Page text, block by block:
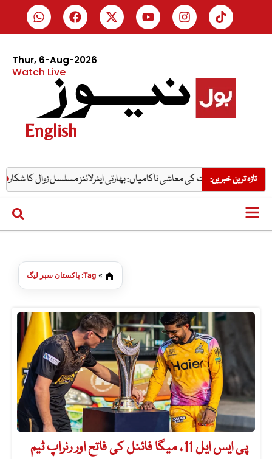
Thur, 6-Aug-2026
Watch Live
English
تازہ ترین خبریں:
مودی حکومت کی معاشی ناکامیاں: بھارتی ایئرلائنز مسلسل زوال کا شکار درد
» Tag: پاکستان سپر لیگ
پی ایس ایل 11، میگا فائنل کی فاتح اور رنراپ ٹیم